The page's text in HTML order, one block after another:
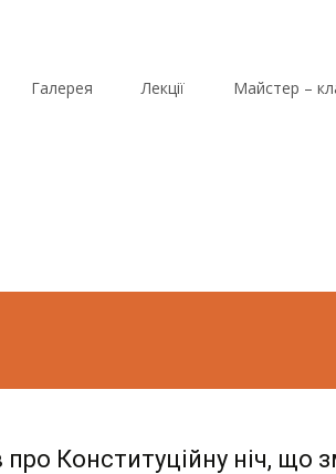
Галерея Лекції Майстер –
Конституційну ніч, що